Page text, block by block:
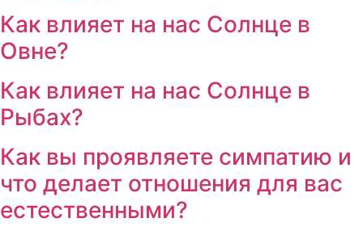
Как влияет на нас Солнце в
Овне?
Как влияет на нас Солнце в
Рыбах?
Как вы проявляете симпатию и
что делает отношения для вас
естественными?